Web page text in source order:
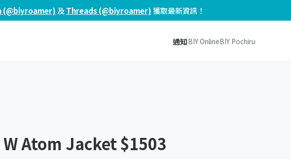
(@biyroamer) 及 Threads (@biyroamer)獲取最新資訊！
通知BIY OnlineBIY Pochiru
Atom Jacket $1503